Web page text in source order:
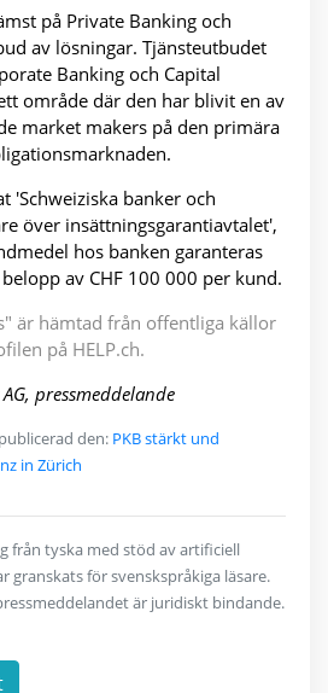
på Private Banking och
av lösningar. Tjänsteutbudet
Banking och Capital
område där den har blivit en av
market makers på den primära
'Schweiziska banker och
över insättningsgarantiavtalet',
hos banken garanteras
av CHF 100 000 per kund.
är hämtad från offentliga källor
på HELP.ch.
pressmeddelande
den: PKB stärkt und
in Zürich
från tyska med stöd av artificiell
granskats för svenskspråkiga läsare.
är juridiskt bindande.